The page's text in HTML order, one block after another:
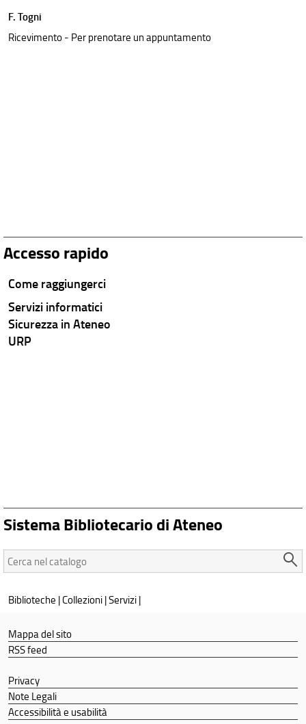
F. Togni
Ricevimento - Per prenotare un appuntamento
Accesso rapido
Come raggiungerci
Servizi informatici
Sicurezza in Ateneo
URP
Sistema Bibliotecario di Ateneo
Cerca
nel
Biblioteche |Collezioni|Servizi|
Mappa del sito
RSS feed
Privacy
Note Legali
Accessibilità e usabilità